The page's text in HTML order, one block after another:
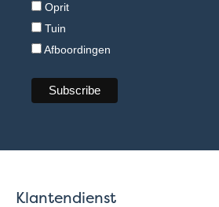
Oprit
Tuin
Afboordingen
Klantendienst